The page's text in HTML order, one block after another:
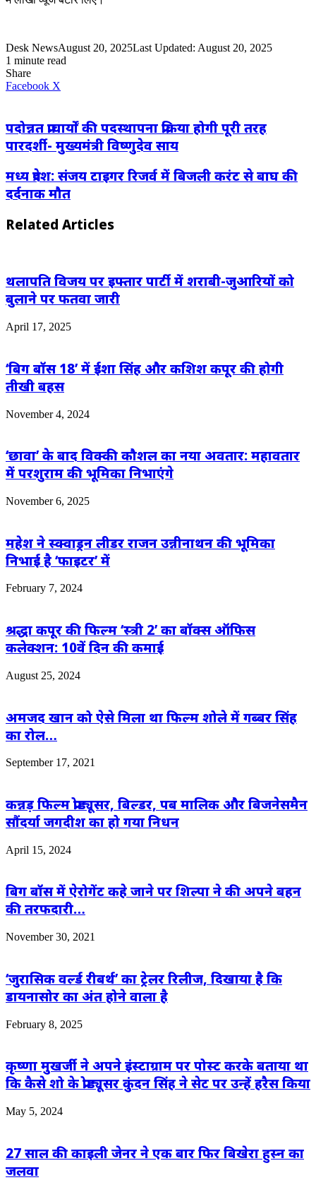
Desk NewsAugust 20, 2025Last Updated: August 20, 2025
1 minute read
Share
Facebook X
पदोन्नत प्राचार्यों की पदस्थापना प्रक्रिया होगी पूरी तरह
पारदर्शी- मुख्यमंत्री विष्णुदेव साय
मध्य प्रदेश: संजय टाइगर रिजर्व में बिजली करंट से बाघ की
दर्दनाक मौत
Related Articles
थलापति विजय पर इफ्तार पार्टी में शराबी-जुआरियों को
बुलाने पर फतवा जारी
April 17, 2025
‘बिग बॉस 18’ में ईशा सिंह और कशिश कपूर की होगी
तीखी बहस
November 4, 2024
‘छावा’ के बाद विक्की कौशल का नया अवतार: महावतार
में परशुराम की भूमिका निभाएंगे
November 6, 2025
महेश ने स्क्वाड्रन लीडर राजन उन्नीनाथन की भूमिका
निभाई है ‘फाइटर’ में
February 7, 2024
श्रद्धा कपूर की फिल्म ‘स्त्री 2’ का बॉक्स ऑफिस
कलेक्शन: 10वें दिन की कमाई
August 25, 2024
अमजद खान को ऐसे मिला था फिल्म शोले में गब्बर सिंह
का रोल…
September 17, 2021
कन्नड़ फिल्म प्रोड्यूसर, बिल्डर, पब मालिक और बिजनेसमैन
सौंदर्या जगदीश का हो गया निधन
April 15, 2024
बिग बॉस में ऐरोगेंट कहे जाने पर शिल्पा ने की अपने बहन
की तरफदारी…
November 30, 2021
‘जुरासिक वर्ल्ड रीबर्थ’ का ट्रेलर रिलीज, दिखाया है कि
डायनासोर का अंत होने वाला है
February 8, 2025
कृष्णा मुखर्जी ने अपने इंस्टाग्राम पर पोस्ट करके बताया था
कि कैसे शो के प्रोड्यूसर कुंदन सिंह ने सेट पर उन्हें हरैस किया
May 5, 2024
27 साल की काइली जेनर ने एक बार फिर बिखेरा हुस्न का
जलवा